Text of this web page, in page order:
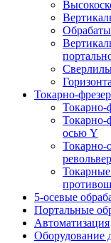
Токарно-
Токарно-
Токарно-
осью Y
Токарно-
5-осевые
Портальные
Автоматизация
Оборудование